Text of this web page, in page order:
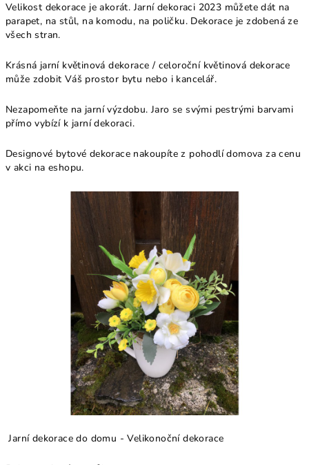
Velikost dekorace je akorát. Jarní dekoraci 2023 můžete dát na
parapet, na stůl, na komodu, na poličku. Dekorace je zdobená ze
všech stran.
Krásná jarní květinová dekorace / celoroční květinová dekorace
může zdobit Váš prostor bytu nebo i kancelář.
Nezapomeňte na jarní výzdobu. Jaro se svými pestrými barvami
přímo vybízí k jarní dekoraci.
Designové bytové dekorace nakoupíte z pohodlí domova za cenu
v akci na eshopu.
Jarní dekorace do domu - Velikonoční dekorace